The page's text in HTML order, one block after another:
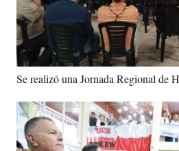
Se realizó una Jornada Regional de